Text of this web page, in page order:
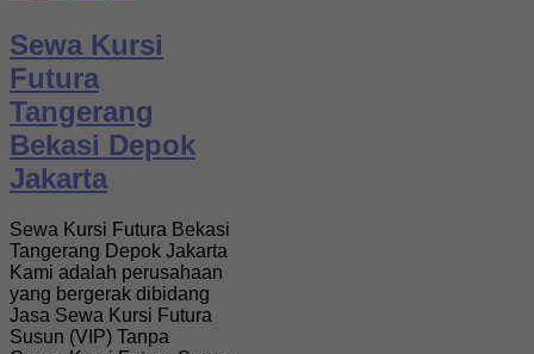
Sewa Kursi
Futura
Tangerang
Bekasi Depok
Jakarta
Sewa Kursi Futura Bekasi
Tangerang Depok Jakarta
Kami adalah perusahaan
yang bergerak dibidang
Jasa Sewa Kursi Futura
Susun (VIP) Tanpa